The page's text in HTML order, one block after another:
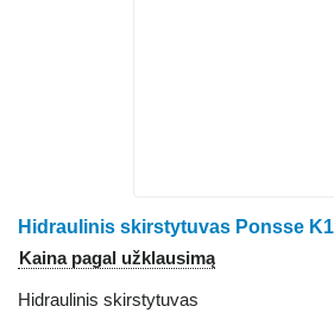
Kaina pagal užklausimą
Hidraulinis skirstytuvas